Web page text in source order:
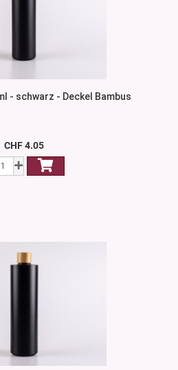
- schwarz - Deckel Bambus
CHF 4.05